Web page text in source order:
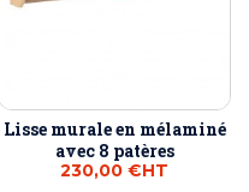
Lisse murale en mélaminé
avec 8 patères
230,00 €HT